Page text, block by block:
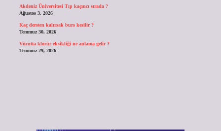
Akdeniz Üniversitesi Tıp kaçıncı sırada ?
Ağustos 3, 2026
Kaç dersten kalırsak burs kesilir ?
Temmuz 30, 2026
Vücutta klorür eksikliği ne anlama gelir ?
Temmuz 29, 2026